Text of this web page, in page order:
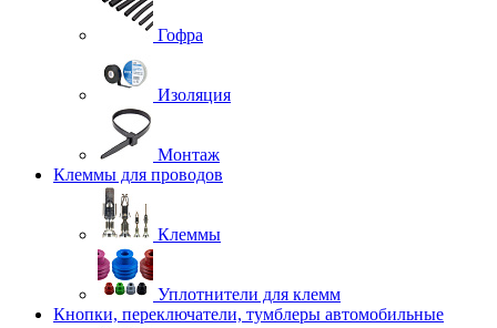
Гофра
Изоляция
Монтаж
Клеммы для проводов
Клеммы
Уплотнители для клемм
Кнопки, переключатели, тумблеры автомобильные